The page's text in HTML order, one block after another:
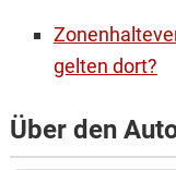
gelten dort?
Über den